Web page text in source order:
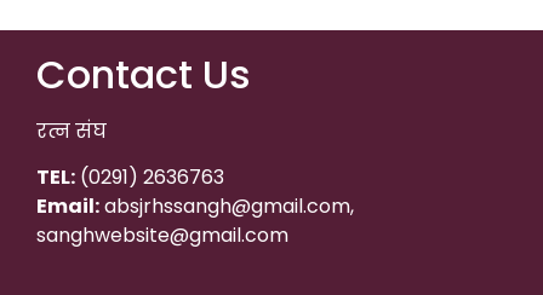
Contact Us
रत्न संघ
TEL: (0291) 2636763
Email:absjrhssangh@gmail.com,
sanghwebsite@gmail.com